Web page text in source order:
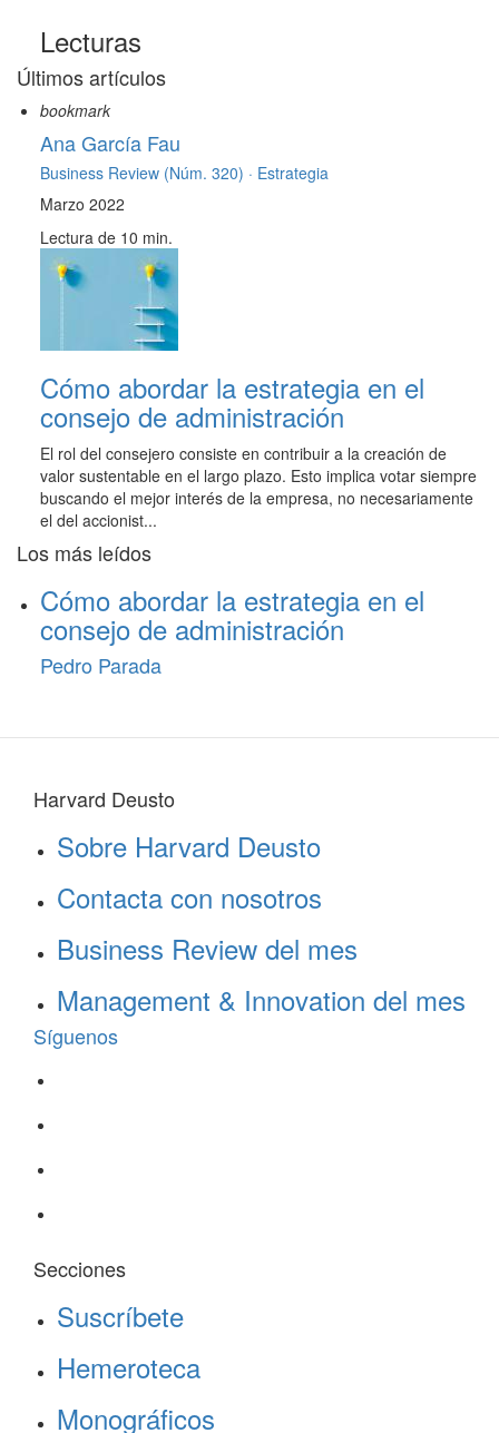
Lecturas
Últimos artículos
bookmark
Ana García Fau
Business Review (Núm. 320) · Estrategia
Marzo 2022
Lectura de 10 min.
Cómo abordar la estrategia en el
consejo de administración
El rol del consejero consiste en contribuir a la creación de
valor sustentable en el largo plazo. Esto implica votar siempre
buscando el mejor interés de la empresa, no necesariamente
el del accionist...
Los más leídos
Cómo abordar la estrategia en el
consejo de administración
Pedro Parada
Harvard Deusto
Sobre Harvard Deusto
Contacta con nosotros
Business Review del mes
Management & Innovation del mes
Síguenos
Secciones
Suscríbete
Hemeroteca
Monográficos